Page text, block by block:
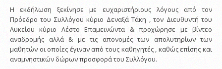
Η εκδήλωση ξεκίνησε με ευχαριστήριους λόγους από τον
Πρόεδρο του Συλλόγου κύριο Δεναξά Τάκη , τον Διευθυντή του
Λυκείου κύριο Λέστο Επαμεινώντα & προχώρησε με βίντεο
αναδρομής αλλά & με τις απονομές των απολυτηρίων των
μαθητών οι οποίες έγιναν από τους καθηγητές , καθώς επίσης και
αναμνηστικών δώρων προσφορά του Συλλόγου.